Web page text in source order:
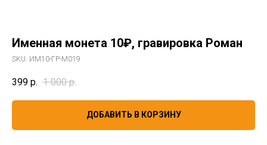
Именная монета 10₽, гравировка Роман
SKU: ИМ10-ГР-М019
399 р. 1 000 р.
ДОБАВИТЬ В КОРЗИНУ